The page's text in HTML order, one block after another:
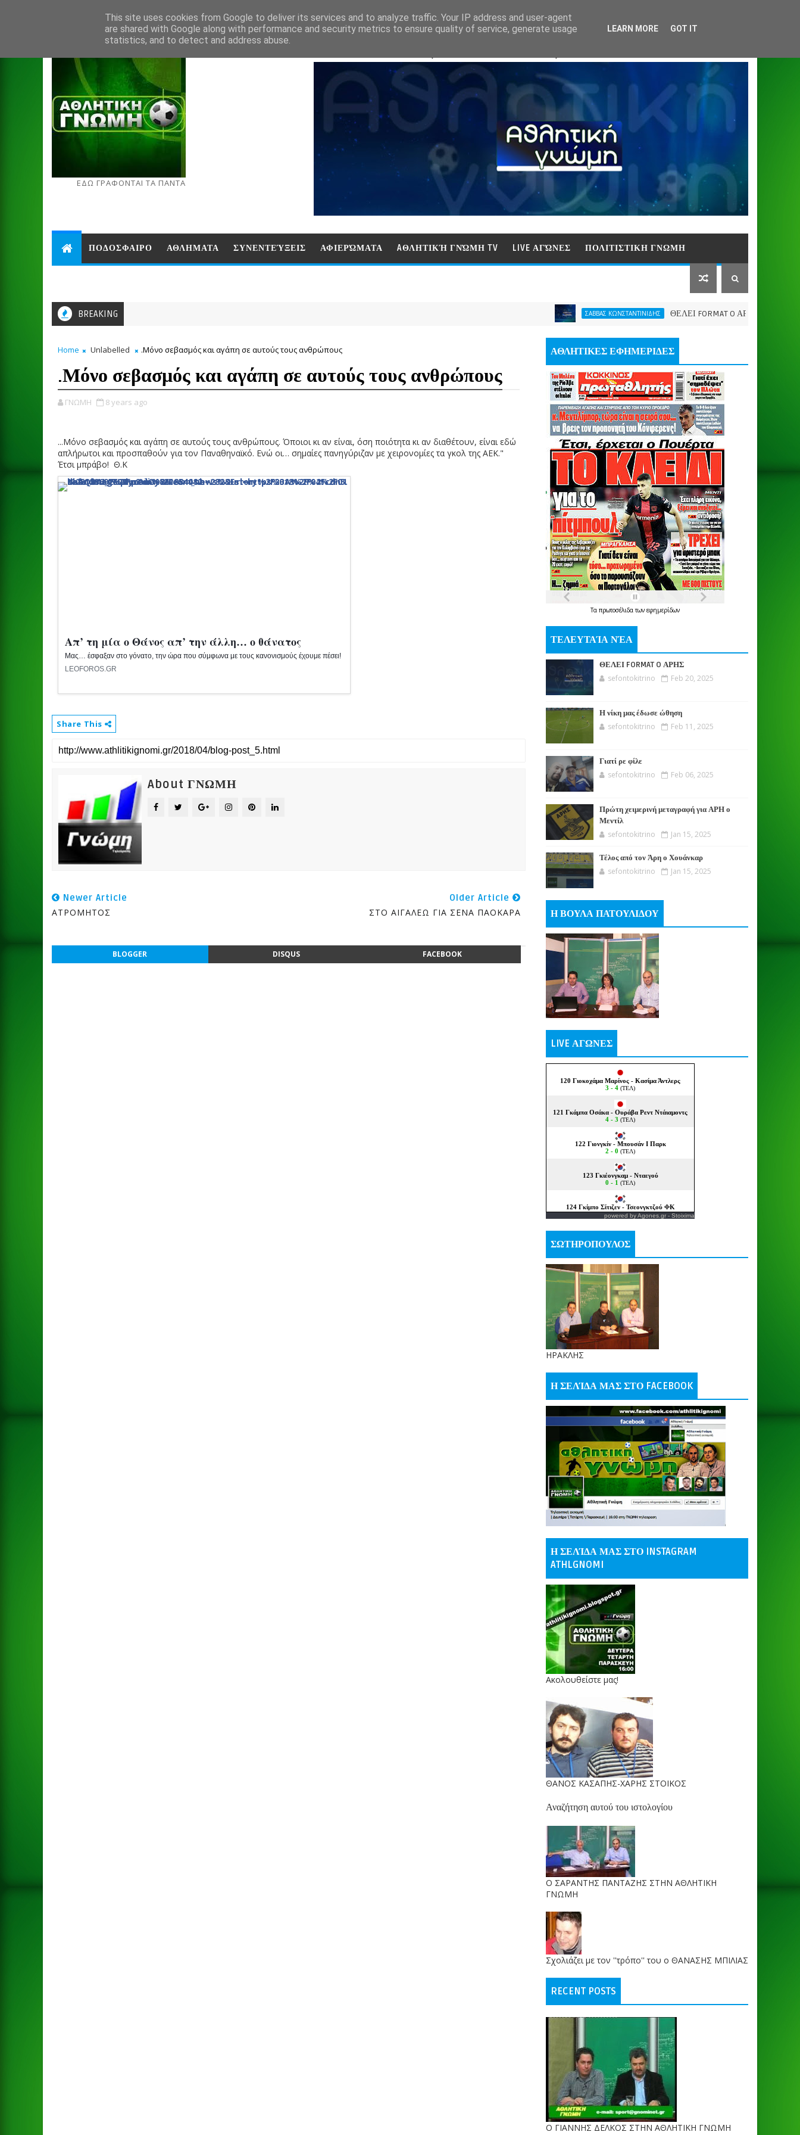
ΕΔΩ ΓΡΑΦΟΝΤΑΙ ΤΑ ΠΑΝΤΑ
ΠΟΔΟΣΦΑΙΡΟ ΑΘΛΗΜΑΤΑ ΣΥΝΕΝΤΕΎΞΕΙΣ ΑΦΙΕΡΏΜΑΤΑ AΘΛΗΤΙΚΉ ΓΝΏΜΗ TV LIVE ΑΓΏΝΕΣ ΠΟΛΙΤΙΣΤΙΚΗ ΓΝΩΜΗ
BREAKING ΣΑΒΒΑΣ ΚΩΝΣΤΑΝΤΙΝΙΔΗΣ ΘΕΛΕΙ FORMAT O ΑΡΗΣ
Home Unlabelled .Μόνο σεβασμός και αγάπη σε αυτούς τους ανθρώπους
.Μόνο σεβασμός και αγάπη σε αυτούς τους ανθρώπους
ΓΝΩΜΗ 8 years ago
...Μόνο σεβασμός και αγάπη σε αυτούς τους ανθρώπους. Όποιοι κι αν είναι, όση ποιότητα κι αν διαθέτουν, είναι εδώ
απλήρωτοι και προσπαθούν για τον Παναθηναϊκό. Ενώ οι… σημαίες πανηγύριζαν με χειρονομίες τα γκολ της ΑΕΚ."
Έτσι μπράβο! Θ.Κ
Απ’ τη μία ο Θάνος απ’ την άλλη… ο θάνατος
Μας… έσφαξαν στο γόνατο, την ώρα που σύμφωνα με τους κανονισμούς έχουμε πέσει!
LEOFOROS.GR
Share This
About ΓΝΩΜΗ
Newer Article
ΑΤΡΟΜΗΤΟΣ
Older Article
ΣΤΟ ΑΙΓΑΛΕΩ ΓΙΑ ΣΕΝΑ ΠΑΟΚΑΡΑ
BLOGGER DISQUS FACEBOOK
ΑΘΛΗΤΙΚΕΣ ΕΦΗΜΕΡΙΔΕΣ
Τα πρωτοσέλιδατων εφημερίδων
ΤΕΛΕΥΤΑΊΑ ΝΈΑ
ΘΕΛΕΙ FORMAT O ΑΡΗΣ
sefontokitrino Feb 20, 2025
Η νίκη μας έδωσε ώθηση
sefontokitrino Feb 11, 2025
Γιατί ρε φίλε
sefontokitrino Feb 06, 2025
Πρώτη χειμερινή μεταγραφή για ΑΡΗ ο
Μεντίλ
sefontokitrino Jan 15, 2025
Τέλος από τον Άρη ο Χουάνκαρ
sefontokitrino Jan 15, 2025
Η ΒΟΥΛΑ ΠΑΤΟΥΛΙΔΟΥ
LIVE ΑΓΩΝΕΣ
powered byAgones.gr - Stoixima
ΣΩΤΗΡΟΠΟΥΛΟΣ
ΗΡΑΚΛΗΣ
Η ΣΕΛΊΔΑ ΜΑΣ ΣΤΟ FACEBOOK
Η ΣΕΛΊΔΑ ΜΑΣ ΣΤΟ INSTAGRAM
ATHLGNOMI
Ακολουθείστε μας!
ΘΑΝΟΣ ΚΑΣΑΠΗΣ-ΧΑΡΗΣ ΣΤΟΙΚΟΣ
Αναζήτηση αυτού του ιστολογίου
O ΣΑΡΑΝΤΗΣ ΠΑΝΤΑΖΗΣ ΣΤΗΝ ΑΘΛΗΤΙΚΗ
ΓΝΩΜΗ
Σχολιάζει με τον ''τρόπο'' του ο ΘΑΝΑΣΗΣ ΜΠΙΛΙΑΣ
RECENT POSTS
Ο ΓΙΑΝΝΗΣ ΔΕΛΚΟΣ ΣΤΗΝ ΑΘΛΗΤΙΚΗ ΓΝΩΜΗ
This site uses cookies from Google to deliver its services and to analyze traffic. Your IP address and user-agent
are shared with Google along with performance and security metrics to ensure quality of service, generate usage
statistics, and to detect and address abuse.
LEARN MORE GOT IT